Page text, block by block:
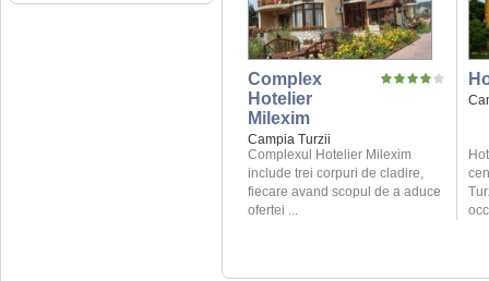
Complex
Hotelier
Milexim
Campia Turzii
Complexul Hotelier Milexim
include trei corpuri de cladire,
fiecare avand scopul de a aduce
ofertei ...